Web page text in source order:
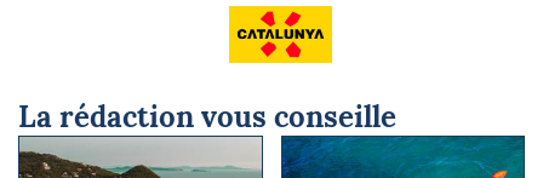
La rédaction vous conseille